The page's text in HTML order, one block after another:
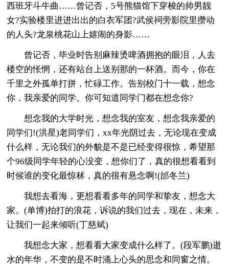
西班牙斗牛曲……曾记否，5号熊猫馆下穿梭的帅男靓
女?实验楼里进进出出的白衣军团?武侯祠旁影院里攒动
的人头?龙泉桃花山上嬉闹的身影……
曾记否，毕业时告别麻辣烫啤酒拥抱的眼泪，人去
楼空的怅惘，还有站台上送别那的一杯酒。而今，你在
千里之外孤单打拼，忙碌工作。告别校门十一载，想念
你，我亲爱的同学。你可知道同学门都在想念你?
想念我的大学时光，想念我的室友，想念我亲爱的
同学们!(洪星)老同学们，xx年光阴过去，无论现在变成
什么样，无论我们的外貌是不是已经变得很惊，希望那
个96级同学年轻的心没变，想你们了，真的很想看看到
时候谁的变化最惊秫，真的很有悬念啊!(邰冬兰)
我想去看海，更想看看多年的同学和挚友，想念大
家。(单博)拍打的浪花，诉说的我们过去，现在，未来，
让我们一起来倾听(丁慈斌)
我想念大家，想看看大家变成什么样了。(段军鹏)逝
水的年华，不变的是不时涌上心头的思念和同窗之情。